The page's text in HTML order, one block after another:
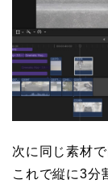
次に同じ素材
これで縦に3分